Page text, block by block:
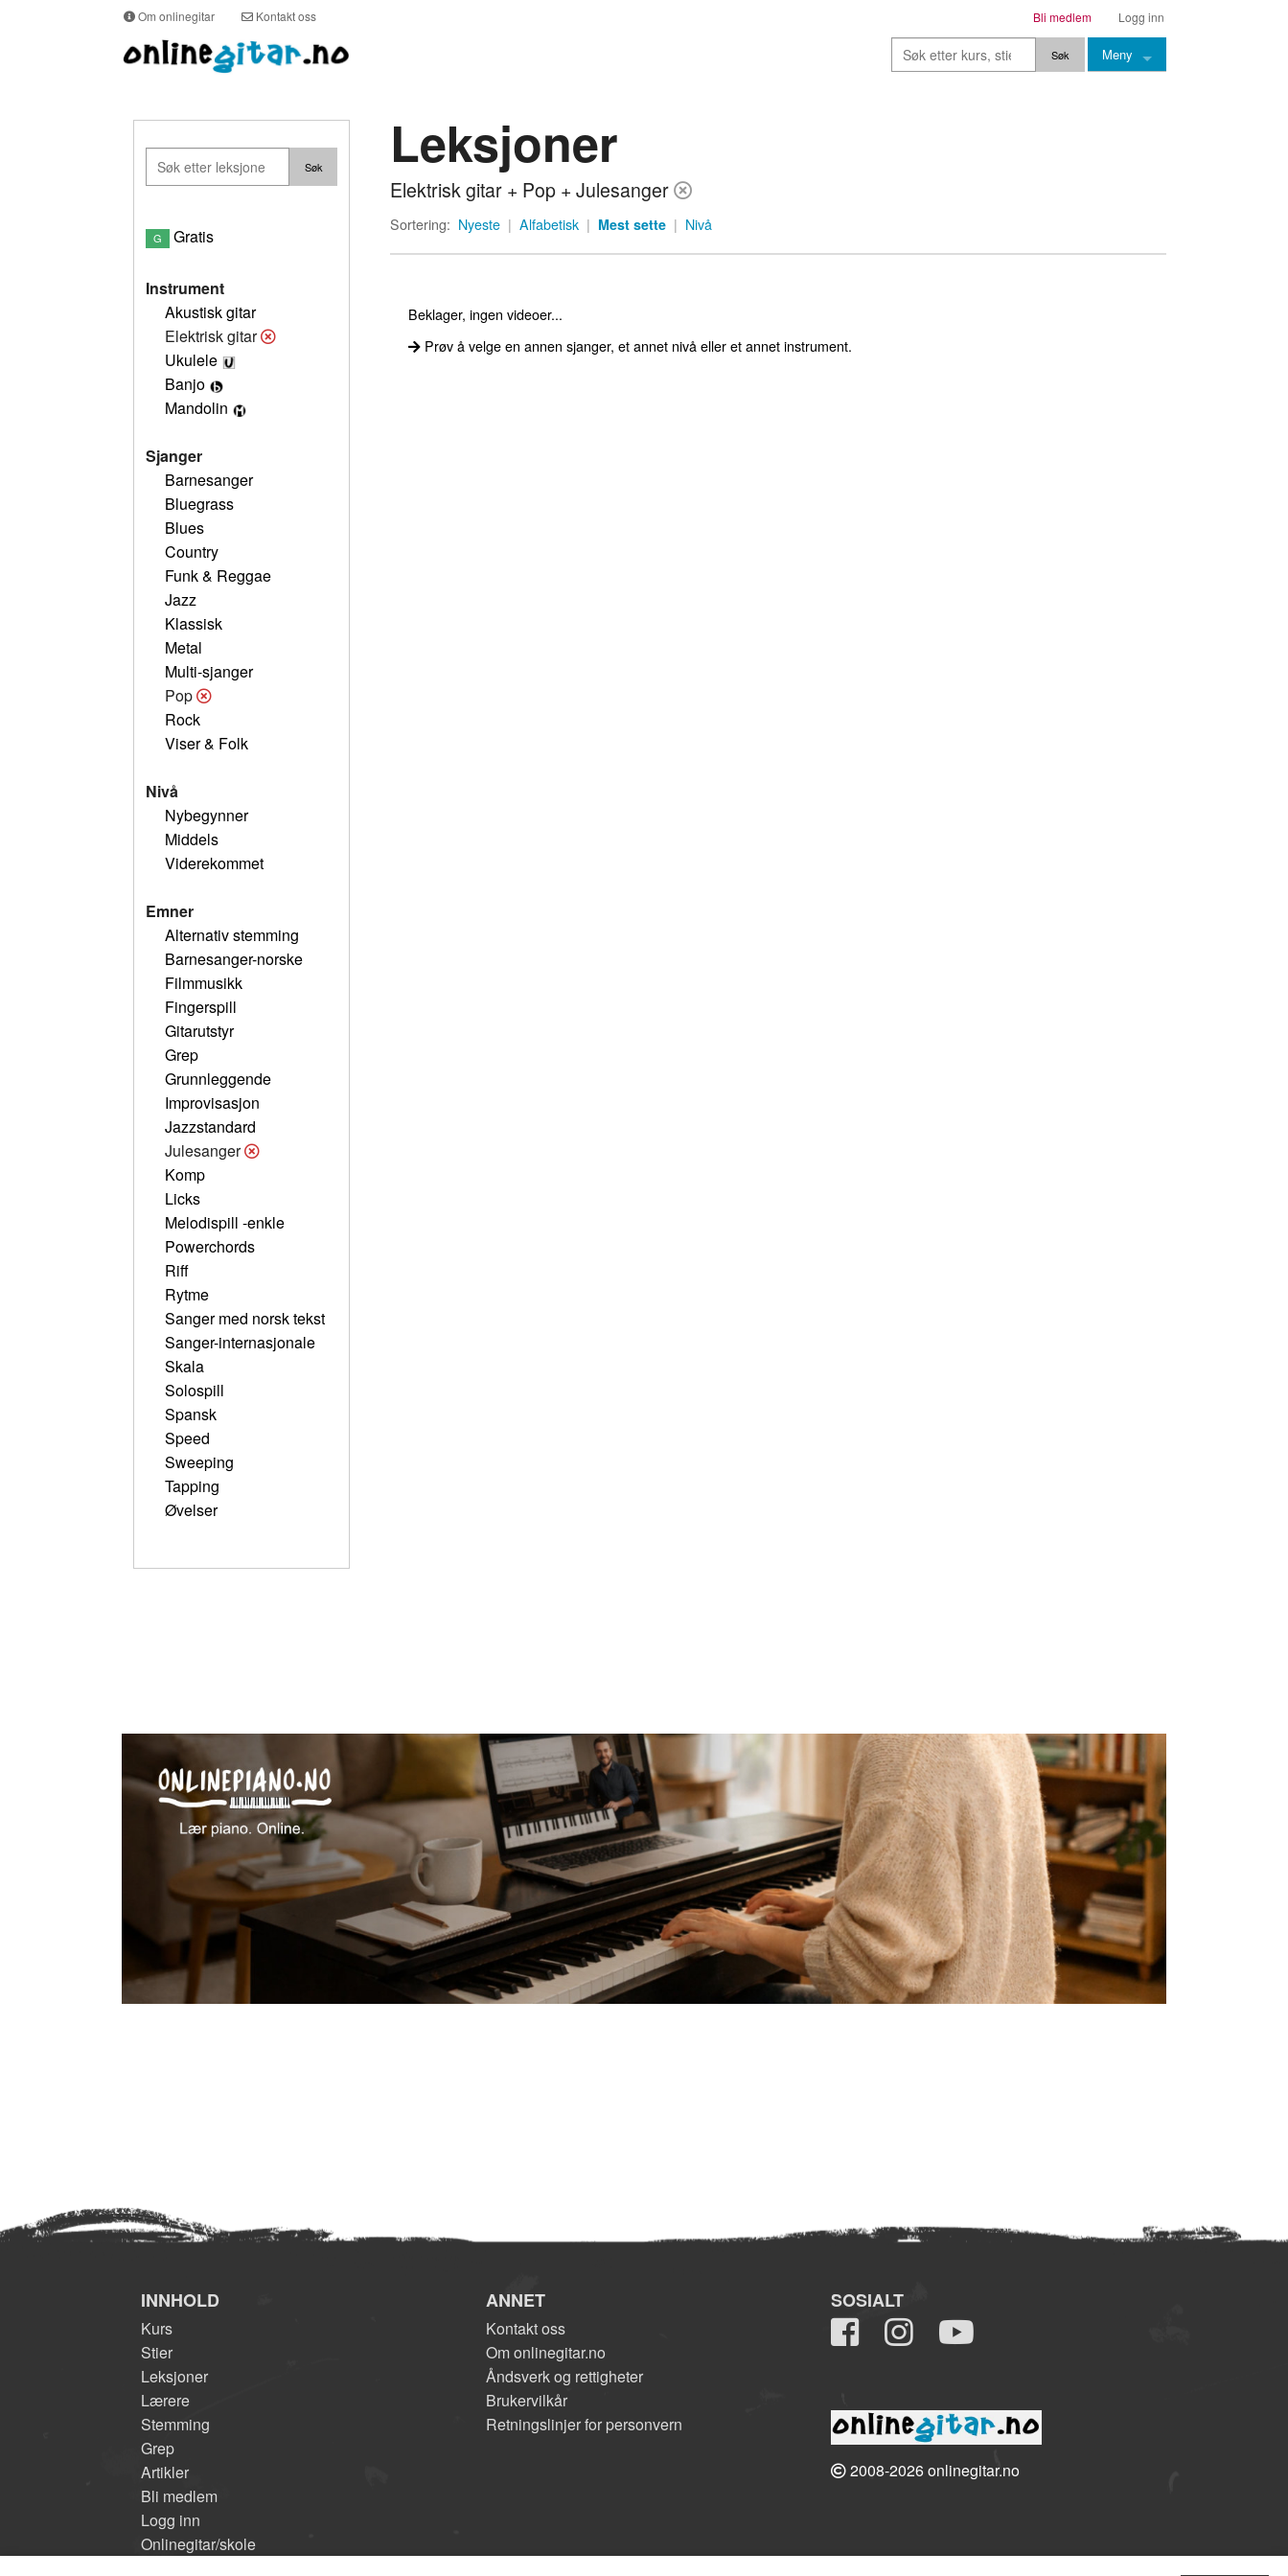
Om onlinegitar Kontakt oss Logg inn
Bli medlem
Meny
Stemming
G Gratis
Instrument
Akustisk gitar
Elektrisk gitar
Ukulele
Banjo
Mandolin
Sjanger
Barnesanger
Bluegrass
Blues
Country
Funk & Reggae
Jazz
Klassisk
Metal
Multi-sjanger
Pop
Rock
Viser & Folk
Nivå
Nybegynner
Middels
Viderekommet
Emner
Alternativ stemming
Barnesanger-norske
Filmmusikk
Fingerspill
Gitarutstyr
Grep
Grunnleggende
Improvisasjon
Jazzstandard
Julesanger
Komp
Licks
Melodispill -enkle
Powerchords
Riff
Rytme
Sanger med norsk tekst
Sanger-internasjonale
Skala
Solospill
Spansk
Speed
Sweeping
Tapping
Øvelser
Leksjoner
Elektrisk gitar + Pop + Julesanger
Sortering: Nyeste | Alfabetisk | Mest sette | Nivå
Beklager, ingen videoer...
Prøv å velge en annen sjanger, et annet nivå eller et annet instrument.
INNHOLD
Kurs
Stier
Leksjoner
Lærere
Stemming
Grep
Artikler
Bli medlem
Logg inn
Onlinegitar/skole
ANNET
Kontakt oss
Om onlinegitar.no
Åndsverk og rettigheter
Brukervilkår
Retningslinjer for personvern
SOSIALT
2008-2026 onlinegitar.no